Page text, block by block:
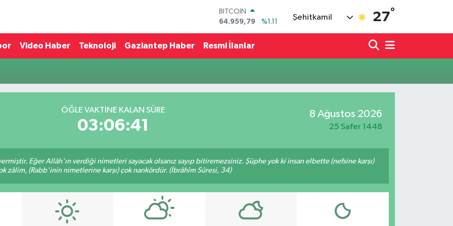
BITCOIN
64.959,79
%1.11
DOLAR
47,7436
64,4811
%0.38
GRAM ALTIN
Şehitkamil 27°
Video Haber Teknoloji Gaziantep Haber Resmi İlanlar
ÖĞLE VAKTINE KALAN SÜRE
03:06:41
8 Ağustos 2026
25 Safer 1448
Eğer Allâh'ın verdiği nimetleri sayacak olsanız sayıp bitiremezsiniz. Şüphe yok ki insan elbette (nefsine karşı)
zâlim, (Rabb'inin nimetlerine karşı) çok nankördür. (İbrâhîm Sûresi, 34)